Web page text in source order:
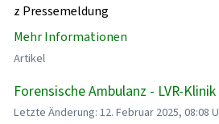
z Pressemeldung
Mehr Informationen
Artikel
Forensische Ambulanz - LVR-
Letzte Änderung: 12. Februar 2025, 08:08